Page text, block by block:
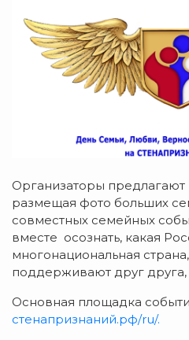
Организаторы
размещая фото больших
совместных семейных
вместе осознать, какая
многонациональная
поддерживают друг
Основная площадка
стенапризнаний.рф/ru/.